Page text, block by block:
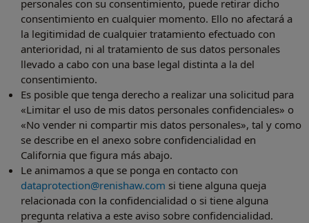
personales con su consentimiento, puede retirar dicho
consentimiento en cualquier momento. Ello no afectará a
la legitimidad de cualquier tratamiento efectuado con
anterioridad, ni al tratamiento de sus datos personales
llevado a cabo con una base legal distinta a la del
consentimiento.
Es posible que tenga derecho a realizar una solicitud para
«Limitar el uso de mis datos personales confidenciales» o
«No vender ni compartir mis datos personales», tal y como
se describe en el anexo sobre confidencialidad en
California que figura más abajo.
Le animamos a que se ponga en contacto con
dataprotection@renishaw.com si tiene alguna queja
relacionada con la confidencialidad o si tiene alguna
pregunta relativa a este aviso sobre confidencialidad.